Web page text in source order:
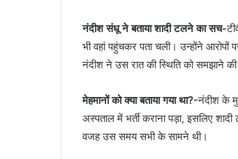
नंदीश संधू ने बताया शादी टलने का सच-
भी वहां पहुंचकर पता चली। उन्होंने आरोपों
नंदीश ने उस रात की स्थिति को समझाने
मेहमानों को क्या बताया गया था?-नंदीश के
अस्पताल में भर्ती कराना पड़ा, इसलिए
वजह उस समय सभी के सामने थी।